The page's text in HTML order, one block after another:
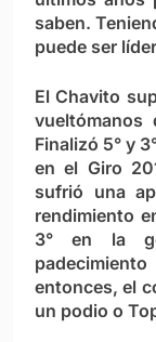
saben.
puede ser
El Chavito
Finalizó 5° y
en el Giro
sufrió una
rendimiento
3° en la
entonces, el
un podio o